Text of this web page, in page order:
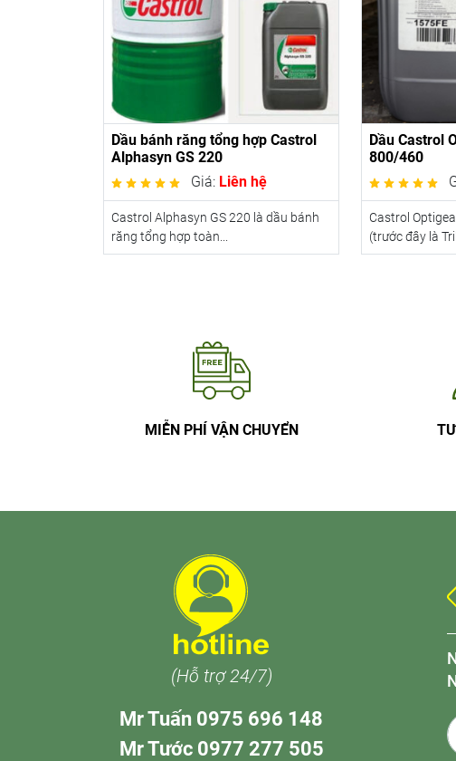
Dầu bánh răng tổng hợp Castrol
Alphasyn GS 220
Giá: Liên hệ
Castrol Alphasyn GS 220 là dầu bánh
răng tổng hợp toàn...
Dầu Castrol
800/460
Castrol
(trước đây là
MIỄN PHÍ VẬN CHUYỂN
(Hỗ trợ 24/7)
Mr Tuấn 0975 696 148
Mr Tước 0977 277 505